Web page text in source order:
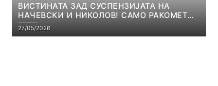
ВИСТИНАТА ЗАД СУСПЕНЗИЈАТА НА
НАЧЕВСКИ И НИКОЛОВ! САМО РАКОМЕТ
С5Е8
27/05/2026